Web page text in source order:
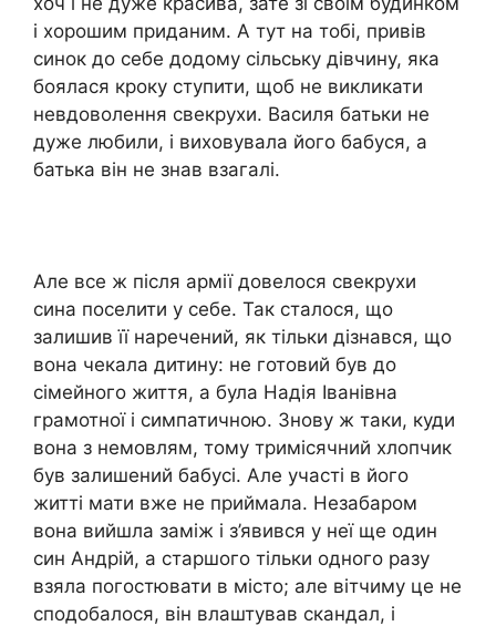
і хорошим приданим. А тут на тобі, привів
синок до себе додому сільську дівчину, яка
боялася кроку ступити, щоб не викликати
невдоволення свекрухи. Василя батьки не
дуже любили, і виховувала його бабуся, а
батька він не знав взагалі.
Але все ж після армії довелося свекрухи
сина поселити у себе. Так сталося, що
залишив її наречений, як тільки дізнався, що
вона чекала дитину: не готовий був до
сімейного життя, а була Надія Іванівна
грамотної і симпатичною. Знову ж таки, куди
вона з немовлям, тому тримісячний хлопчик
був залишений бабусі. Але участі в його
житті мати вже не приймала. Незабаром
вона вийшла заміж і з’явився у неї ще один
син Андрій, а старшого тільки одного разу
взяла погостювати в місто; але вітчиму це не
сподобалося, він влаштував скандал, і